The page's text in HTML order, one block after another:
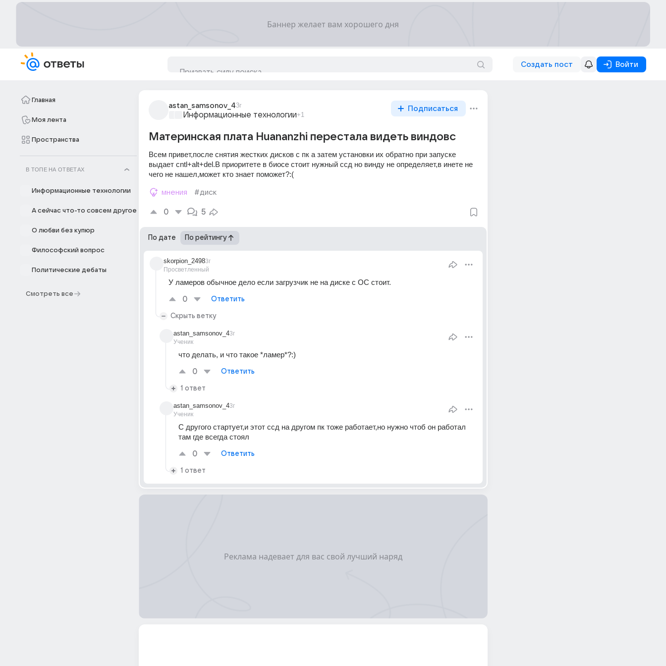
Создать пост Войти
Главная
Моя лента
Пространства
В ТОПЕ НА ОТВЕТАХ
Информационные технологии
А сейчас что-то совсем другое
О любви без купюр
Философский вопрос
Политические дебаты
Смотреть все
astan_samsonov_43г
Информационные технологии+1
Подписаться
Материнская плата Huananzhi перестала видеть виндовс
Всем привет,после снятия жестких дисков с пк а затем установки их обратно при запуске
выдает cntl+alt+del.В приоритете в биосе стоит нужный ссд но винду не определяет,в инете не
чего не нашел,может кто знает поможет?:(
мнения #диск
0 5
По дате По рейтингу
skorpion_2498
Просветленный
3г
У ламеров обычное дело если загрузчик не на диске с ОС стоит.
0 Ответить
Скрыть ветку
astan_samsonov_4
Ученик
3г
что делать, и что такое *ламер*?:)
0 Ответить
1 ответ
astan_samsonov_4
Ученик
3г
С другого стартует,и этот ссд на другом пк тоже работает,но нужно чтоб он работал
там где всегда стоял
0 Ответить
1 ответ